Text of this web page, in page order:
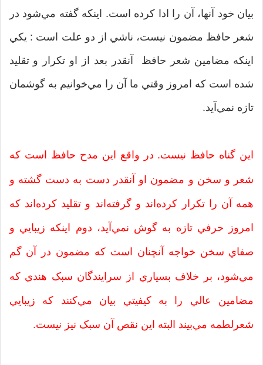
بيان خود آنها، آن را ادا کرده است. اينکه گفته مي‌شود در
شعر حافظ مضمون نيست، ناشي از دو علت است : يکي
اينکه مضامين شعر حافظ آنقدر بعد از او تکرار و تقليد
شده است که امروز وقتي ما آن را مي‌خوانيم به گوشمان
تازه نمي‌آيد.
اين گناه حافظ نيست. در واقع اين مدح حافظ است که
شعر و سخن و مضمون او آنقدر دست به دست گشته و
همه آن را تکرار کرده‌اند و گرفته‌اند و تقليد کرده‌اند که
امروز حرفي تازه به گوش نمي‌آيد، دوم اينکه زيبايي و
صفاي سخن خواجه آنچنان است که مضمون در آن گم
مي‌شود، بر خلاف بسياري از سرايندگان سبک هندي که
مضامين عالي را به کيفيتي بيان مي‌کنند که زيبايي
شعرلطمه ‌مي‌بيند البته اين نقص آن سبک نيز نيست.